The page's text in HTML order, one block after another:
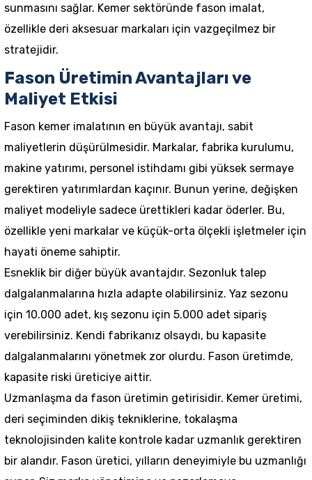
sunmasını sağlar. Kemer sektöründe fason imalat,
özellikle deri aksesuar markaları için vazgeçilmez bir
stratejidir.
Fason Üretimin Avantajları ve
Maliyet Etkisi
Fason kemer imalatının en büyük avantajı, sabit
maliyetlerin düşürülmesidir. Markalar, fabrika kurulumu,
makine yatırımı, personel istihdamı gibi yüksek sermaye
gerektiren yatırımlardan kaçınır. Bunun yerine, değişken
maliyet modeliyle sadece ürettikleri kadar öderler. Bu,
özellikle yeni markalar ve küçük-orta ölçekli işletmeler için
hayati öneme sahiptir.
Esneklik bir diğer büyük avantajdır. Sezonluk talep
dalgalanmalarına hızla adapte olabilirsiniz. Yaz sezonu
için 10.000 adet, kış sezonu için 5.000 adet sipariş
verebilirsiniz. Kendi fabrikanız olsaydı, bu kapasite
dalgalanmalarını yönetmek zor olurdu. Fason üretimde,
kapasite riski üreticiye aittir.
Uzmanlaşma da fason üretimin getirisidir. Kemer üretimi,
deri seçiminden dikiş tekniklerine, tokalaşma
teknolojisinden kalite kontrole kadar uzmanlık gerektiren
bir alandır. Fason üretici, yılların deneyimiyle bu uzmanlığı